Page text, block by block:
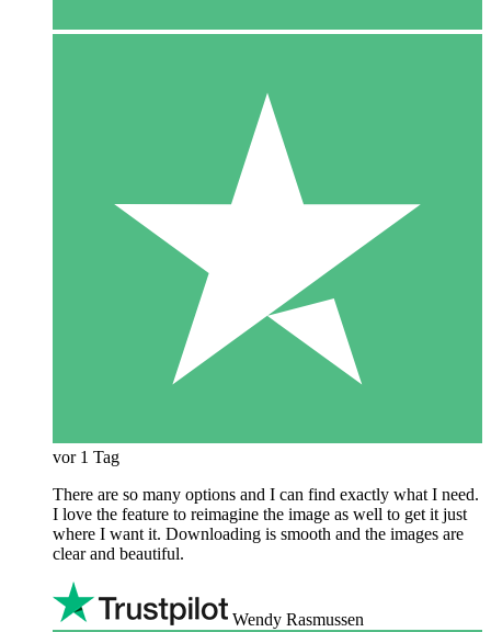
vor 1 Tag
There are so many options and I can find exactly what I need.
I love the feature to reimagine the image as well to get it just
where I want it. Downloading is smooth and the images are
clear and beautiful.
Wendy Rasmussen